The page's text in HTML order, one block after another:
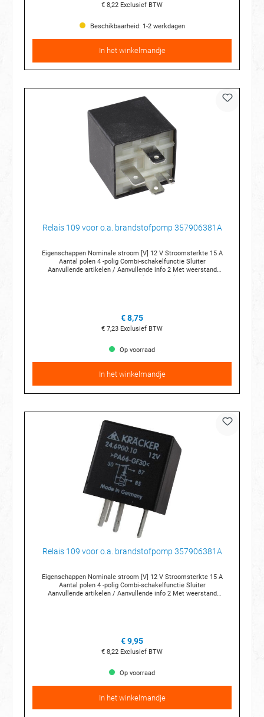
€ 8,22 Exclusief BTW
Beschikbaarheid: 1-2 werkdagen
In het winkelmandje
Relais 109 voor o.a. brandstofpomp 357906381A
Eigenschappen Nominale stroom [V] 12 V Stroomsterkte 15 A
Aantal polen 4 -polig Combi-schakelfunctie Sluiter
Aanvullende artikelen / Aanvullende info 2 Met weerstand
€ 8,75
€ 7,23 Exclusief BTW
Op voorraad
In het winkelmandje
Relais 109 voor o.a. brandstofpomp 357906381A
Eigenschappen Nominale stroom [V] 12 V Stroomsterkte 15 A
Aantal polen 4 -polig Combi-schakelfunctie Sluiter
Aanvullende artikelen / Aanvullende info 2 Met weerstand
€ 9,95
€ 8,22 Exclusief BTW
Op voorraad
In het winkelmandje